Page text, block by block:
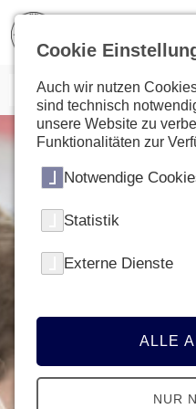
Cookie
Auch wir nutzen
sind technisch
unsere Website zu
Funktionalitäten zur
Notwendige
Statistik
Externe Dienste
ALLE
NUR